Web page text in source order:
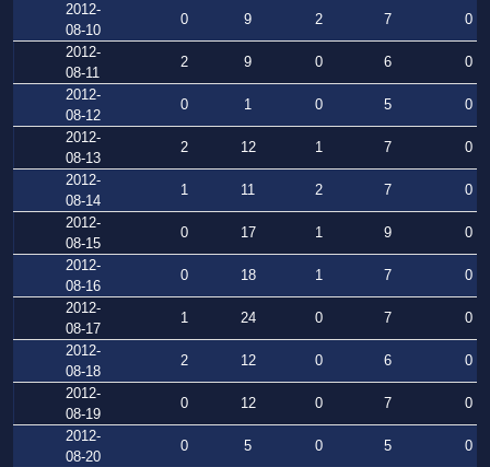
2012-
08-10
0 9 2 7
0
2012-
08-11
2 9 0 6
0
2012-
08-12
0 1 0 5
0
2012-
08-13
2 12 1 7
0
2012-
08-14
1 11 2 7
0
2012-
08-15
0 17 1 9
0
2012-
08-16
0 18 1 7
0
2012-
08-17
1 24 0 7
0
2012-
08-18
2 12 0 6
0
2012-
08-19
0 12 0 7
0
2012-
08-20
0 5 0 5
0